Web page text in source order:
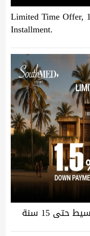
Limited Time Offer,
Installment.